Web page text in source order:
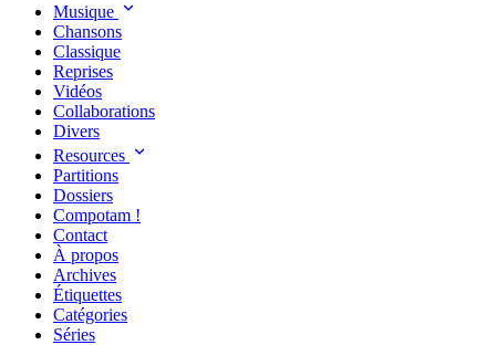
Musique
Chansons
Classique
Reprises
Vidéos
Collaborations
Divers
Resources
Partitions
Dossiers
Compotam !
Contact
À propos
Archives
Étiquettes
Catégories
Séries